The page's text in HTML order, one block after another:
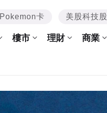
Pokemon卡 美股科技股
樓市 理財 商業